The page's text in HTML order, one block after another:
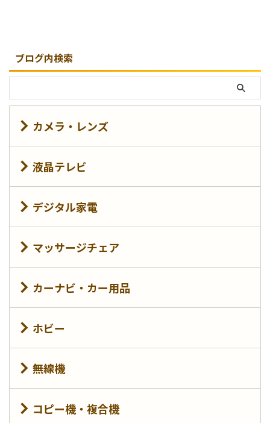
ブログ内検索
カメラ・レンズ
液晶テレビ
デジタル家電
マッサージチェア
カーナビ・カー用品
ホビー
無線機
コピー機・複合機